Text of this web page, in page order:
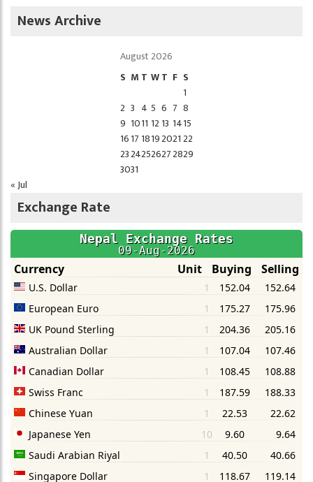
News Archive
August 2026
S M T WT F S
1
2 3 4 5 6 7 8
9 1011 12 13 1415
1617 1819202122
23242526272829
3031
« Jul
Exchange Rate